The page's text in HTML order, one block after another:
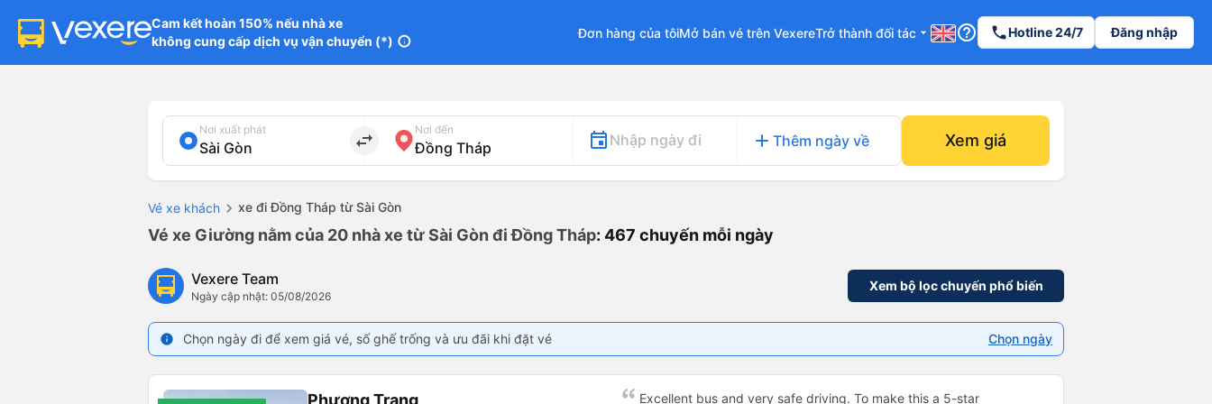
Cam kết hoàn 150% nếu nhà xe
không cung cấp dịch vụ vận chuyển (*) info
Đơn hàng của tôiMở bán vé trên VexereTrở thành đối tác arrow_drop_down help_outline phoneHotline 24/7 Đăng nhập
Nơi xuất phát
import_export
Nơi đến
Nhập ngày đi add Thêm ngày về Xem giá
Vé xe khách xe đi Đồng Tháp từ Sài Gòn
Vé xe Giường nằm của 20 nhà xe từ Sài Gòn đi Đồng Tháp: 467 chuyến mỗi ngày
Vexere Team
Ngày cập nhật: 05/08/2026
Xem bộ lọc chuyến phổ biến
info Chọn ngày đi để xem giá vé, số ghế trống và ưu đãi khi đặt vé Chọn ngày
Phương Trang
Excellent bus and very safe driving. To make this a 5-star